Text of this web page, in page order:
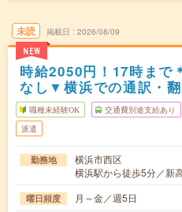
未読
NEW
掲載日 2026/08/09
時給2050円！17時まで
なし▼横浜での通訳・
職種未経験OK 交通費別途支給あり
派遣
勤務地
横浜市西区
横浜駅から徒歩5分／新
曜日頻度 月～金／週5日